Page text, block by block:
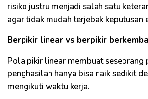
risiko justru menjadi salah satu
agar tidak mudah terjebak keputusan
Berpikir linear vs berpikir
Pola pikir linear membuat seseorang
penghasilan hanya bisa naik sedikit
mengikuti waktu kerja.